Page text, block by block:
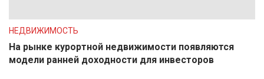
НЕДВИЖИМОСТЬ
На рынке курортной недвижимости появляются
модели ранней доходности для инвесторов